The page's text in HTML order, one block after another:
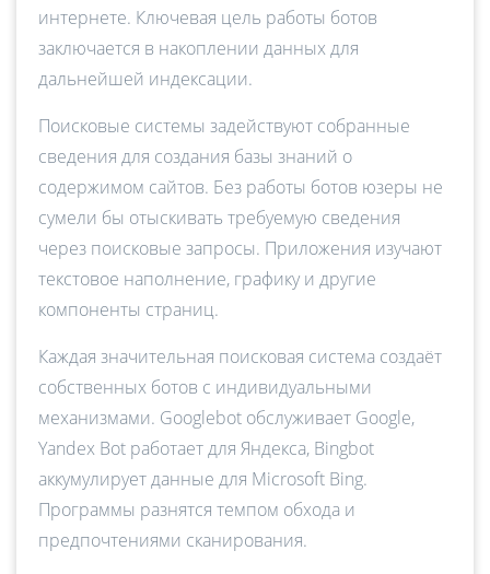
интернете. Ключевая цель работы ботов
заключается в накоплении данных для
дальнейшей индексации.
Поисковые системы задействуют собранные
сведения для создания базы знаний о
содержимом сайтов. Без работы ботов юзеры не
сумели бы отыскивать требуемую сведения
через поисковые запросы. Приложения изучают
текстовое наполнение, графику и другие
компоненты страниц.
Каждая значительная поисковая система создаёт
собственных ботов с индивидуальными
механизмами. Googlebot обслуживает Google,
Yandex Bot работает для Яндекса, Bingbot
аккумулирует данные для Microsoft Bing.
Программы разнятся темпом обхода и
предпочтениями сканирования.